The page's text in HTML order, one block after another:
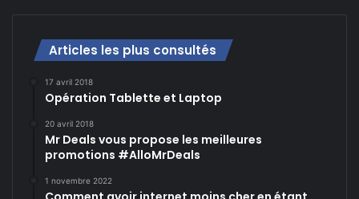
Articles les plus consultés
17 avril 2018
Opération Tablette et Laptop
20 avril 2018
Mr Deals vous propose les meilleures
promotions #AlloMrDeals
1 novembre 2022